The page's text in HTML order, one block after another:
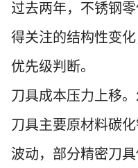
过去两年，不锈钢
得关注的结构性变
优先级判断。
刀具成本压力上移。
刀具主要原材料碳化
波动，部分精密刀